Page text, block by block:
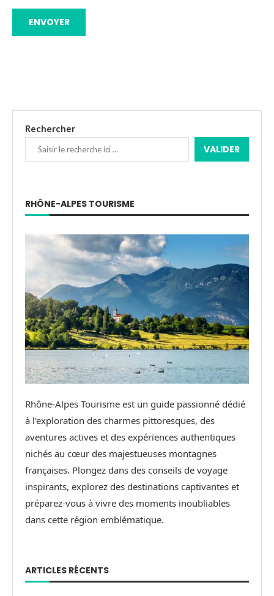
Rechercher
VALIDER
RHÔNE-ALPES TOURISME
Rhône-Alpes Tourisme est un guide passionné dédié
à l'exploration des charmes pittoresques, des
aventures actives et des expériences authentiques
nichés au cœur des majestueuses montagnes
françaises. Plongez dans des conseils de voyage
inspirants, explorez des destinations captivantes et
préparez-vous à vivre des moments inoubliables
dans cette région emblématique.
ARTICLES RÉCENTS